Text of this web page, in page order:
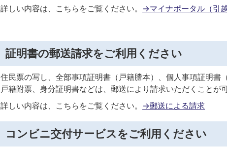
詳しい内容は、こちらをご覧ください。 →マイナポータル（引
証明書の郵送請求をご利用ください
住民票の写し、全部事項証明書（戸籍謄本）、個人事項証明書
戸籍附票、身分証明書などは、郵送により請求いただくことが
詳しい内容は、こちらをご覧ください。 →郵送による請求
コンビニ交付サービスをご利用ください